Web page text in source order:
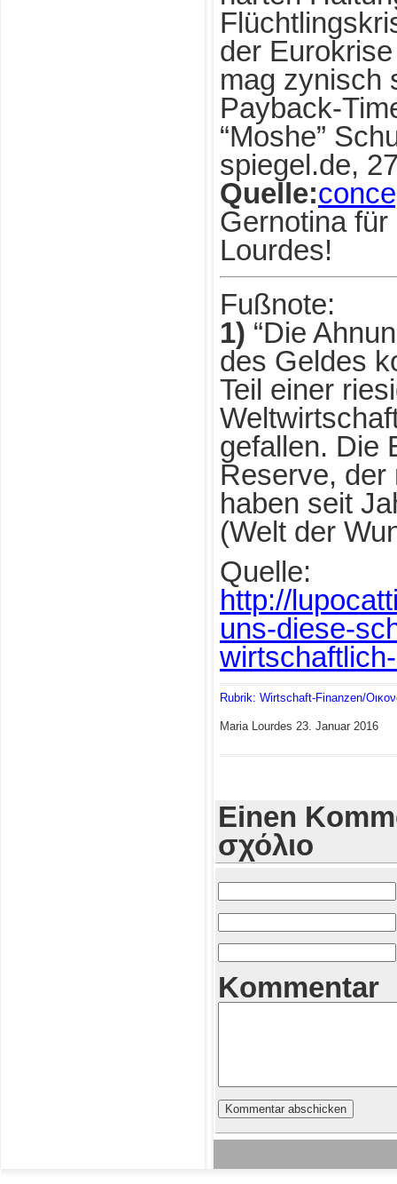
der Eurokrise
mag zynisch
Payback-
“Moshe”
spiegel.de,
Quelle:
Gernotina
Lourdes!
Fußnote:
1) “Die
des Geldes
Teil einer
gefallen. Die
Reserve, der
haben seit
(Welt der
Quelle:
http://
uns-diese-
Rubrik: Wirtschaft-Finanzen/
Maria Lourdes 23. Januar 2016
Einen
σχόλιο
Kommentar